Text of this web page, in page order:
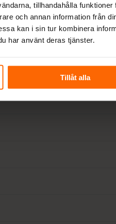
tillhandahålla funktioner
och annan information från
kan i sin tur kombinera
har använt deras tjänster.
Tillåt alla